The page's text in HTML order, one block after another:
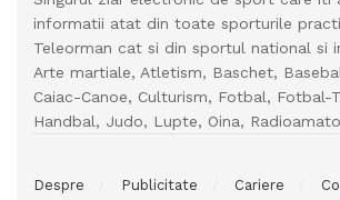
informatii atat din toate sporturile
Teleorman cat si din sportul national si
Arte martiale, Atletism, Baschet,
Caiac-Canoe, Culturism, Fotbal, Fotbal-
Handbal, Judo, Lupte, Oina,
Despre Publicitate Cariere